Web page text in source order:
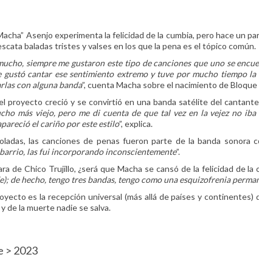
Asenjo experimenta la felicidad de la cumbia, pero hace un
baladas tristes y valses en los que la pena es el tópico común.
siempre me gustaron este tipo de canciones que uno se
cantar ese sentimiento extremo y tuve por mucho tiempo
con alguna banda”, cuenta Macha sobre el nacimiento de
proyecto creció y se convirtió en una banda satélite del
más viejo, pero me di cuenta de que tal vez en la vejez no iba
el cariño por este estilo”, explica.
las canciones de penas fueron parte de la banda sonora
barrio, las fui incorporando inconscientemente”.
de Chico Trujillo, ¿será que Macha se cansó de la felicidad de la
de hecho, tengo tres bandas, tengo como una esquizofrenia
es la recepción universal (más allá de países y continentes)
de la muerte nadie se salva.
> 2023